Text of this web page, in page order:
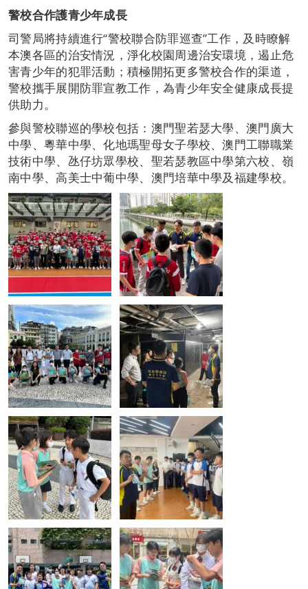
警校合作護青少年成長
司警局將持續進行“警校聯合防罪巡查”工作，及時瞭解
本澳各區的治安情況，淨化校園周邊治安環境，遏止危
害青少年的犯罪活動；積極開拓更多警校合作的渠道，
警校攜手展開防罪宣教工作，為青少年安全健康成長提
供助力。
參與警校聯巡的學校包括：澳門聖若瑟大學、澳門廣大
中學、粵華中學、化地瑪聖母女子學校、澳門工聯職業
技術中學、氹仔坊眾學校、聖若瑟教區中學第六校、嶺
南中學、高美士中葡中學、澳門培華中學及福建學校。